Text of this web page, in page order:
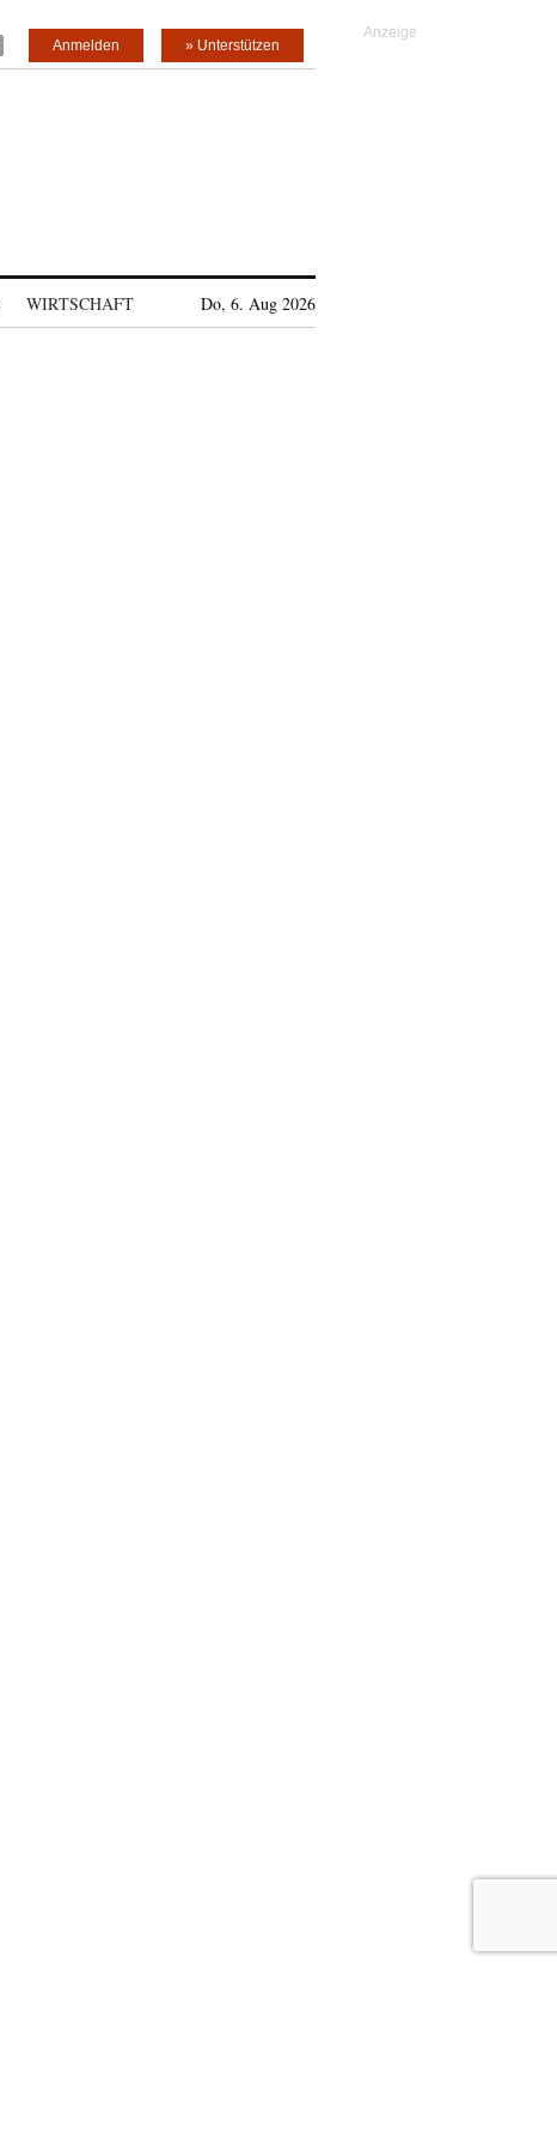
» Unterstützen
Anmelden
WIRTSCHAFT Do, 6. Aug 2026